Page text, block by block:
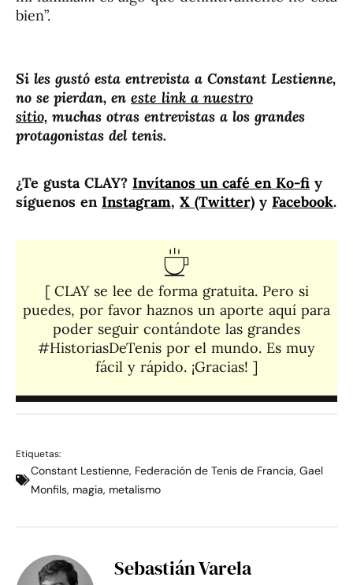
bien”.
Si les gustó esta entrevista a Constant Lestienne,
no se pierdan, en este link a nuestro
sitio, muchas otras entrevistas a los grandes
protagonistas del tenis.
¿Te gusta CLAY? Invítanos un café en Ko-fi y
síguenos en Instagram, X (Twitter) y Facebook.
[ CLAY se lee de forma gratuita. Pero si
puedes, por favor haznos un aporte aquí para
poder seguir contándote las grandes
#HistoriasDeTenis por el mundo. Es muy
fácil y rápido. ¡Gracias! ]​
Etiquetas:
Constant Lestienne, Federación de Tenis de Francia, Gael
Monfils, magia, metalismo
Sebastián Varela